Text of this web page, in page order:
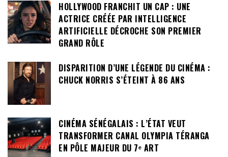
HOLLYWOOD FRANCHIT UN CAP : UNE
ACTRICE CRÉÉE PAR INTELLIGENCE
ARTIFICIELLE DÉCROCHE SON PREMIER
GRAND RÔLE
DISPARITION D’UNE LÉGENDE DU CINÉMA :
CHUCK NORRIS S’ÉTEINT À 86 ANS
CINÉMA SÉNÉGALAIS : L’ÉTAT VEUT
TRANSFORMER CANAL OLYMPIA TÉRANGA
EN PÔLE MAJEUR DU 7ᵉ ART